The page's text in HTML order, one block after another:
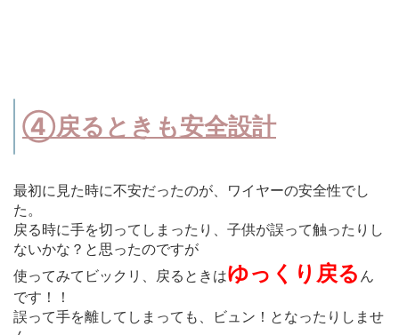
④戻るときも安全設計
最初に見た時に不安だったのが、ワイヤーの安全性でし
た。
戻る時に手を切ってしまったり、子供が誤って触ったりし
ないかな？と思ったのですが
使ってみてビックリ、戻るときはゆっくり戻る ん
です！！
誤って手を離してしまっても、ビュン！となったりしませ